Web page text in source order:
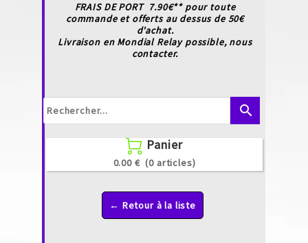
FRAIS DE PORT 7.90€** pour toute
commande et offerts au dessus de 50€
d'achat.
Livraison en Mondial Relay possible, nous
contacter.
search
 Panier
0.00 € (0 articles)
← Retour à la liste